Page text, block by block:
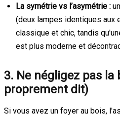
La symétrie vs l’asymétrie :
(deux lampes identiques aux
classique et chic, tandis
est plus moderne et
3. Ne négligez pas la
proprement dit)
Si vous avez un foyer au bois,